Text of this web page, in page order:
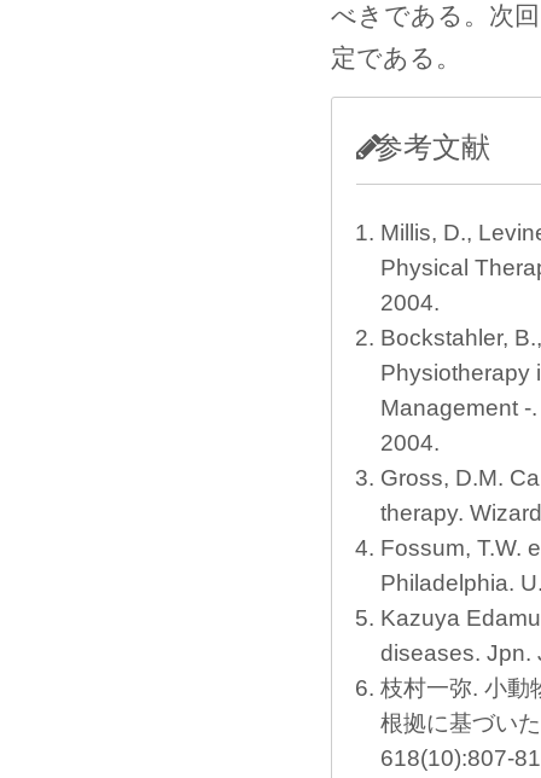
べきである。次
定である。
参考文献
Millis, D.,
Physical
2004.
Bockstahler,
Physiotherapy
Management -
2004.
Gross, D.M.
therapy.
Fossum, T.W.
Philadelphia.
Kazuya
diseases. Jpn.
枝村一弥. 小動
根拠に基づい
618(10):807-